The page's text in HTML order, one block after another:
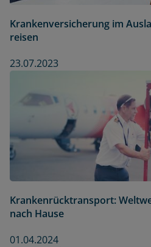
Krankenversicherung im
reisen
23.07.2023
Krankenrücktransport:
nach Hause
01.04.2024